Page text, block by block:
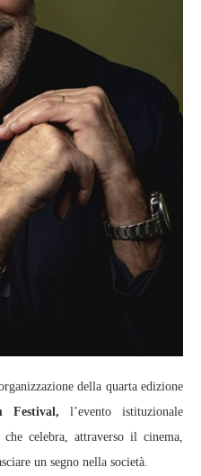
della quarta edizione
Festival, l’evento istituzionale
che celebra, attraverso il cinema,
un segno nella società.